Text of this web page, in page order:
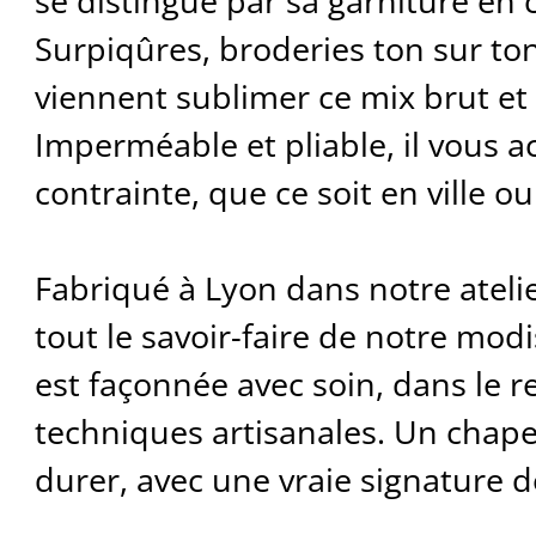
Surpiqûres, broderies ton sur
viennent sublimer ce mix brut et
Imperméable et pliable, il vous
contrainte, que ce soit en ville
Fabriqué à Lyon dans notre
tout le savoir-faire de notre
est façonnée avec soin, dans le
techniques artisanales. Un
durer, avec une vraie signature